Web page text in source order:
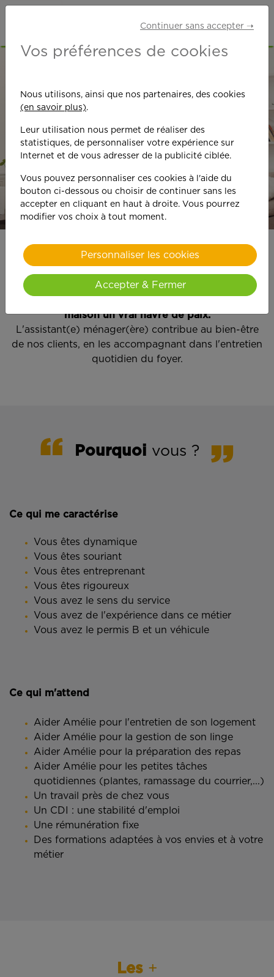
Aide ménager(e)
Quand Amélie rentre chez elle, elle a du temps
maison un vrai havre de paix.
L'assistant(e) ménager(ère) contribue au bien-être
de nos clients, en les accompagnant dans l'entretien
quotidien du foyer.
Pourquoi vous ?
Ce qui me caractérise
Vous êtes dynamique
Vous êtes souriant
Vous êtes entreprenant
Vous êtes rigoureux
Vous avez le sens du service
Vous avez de l'expérience dans ce métier
Vous avez le permis B et un véhicule
Ce qui m'attend
Aider Amélie pour l'entretien de son logement
Aider Amélie pour la gestion de son linge
Aider Amélie pour la préparation des repas
Aider Amélie pour les petites tâches
quotidiennes (plantes, ramassage du courrier,...)
Un travail près de chez vous
Un CDI : une stabilité d'emploi
Une rémunération fixe
Des formations adaptées à vos envies et à votre
métier
Les+
Continuer sans accepter ➝
Vos préférences de cookies
Nous utilisons, ainsi que nos partenaires, des cookies
(en savoir plus).
Leur utilisation nous permet de réaliser des
statistiques, de personnaliser votre expérience sur
Internet et de vous adresser de la publicité ciblée.
Vous pouvez personnaliser ces cookies à l'aide du
bouton ci-dessous ou choisir de continuer sans les
accepter en cliquant en haut à droite. Vous pourrez
modifier vos choix à tout moment.
Personnaliser les cookies
Accepter & Fermer